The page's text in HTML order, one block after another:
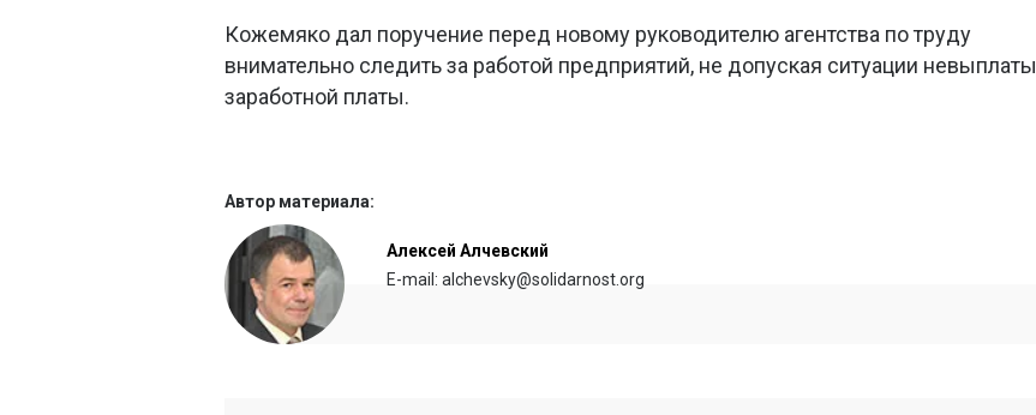
Кожемяко дал поручение перед новому руководителю агентства по труду
внимательно следить за работой предприятий, не допуская ситуации невыплаты
заработной платы.
Автор материала:
Алексей Алчевский
E-mail: alchevsky@solidarnost.org